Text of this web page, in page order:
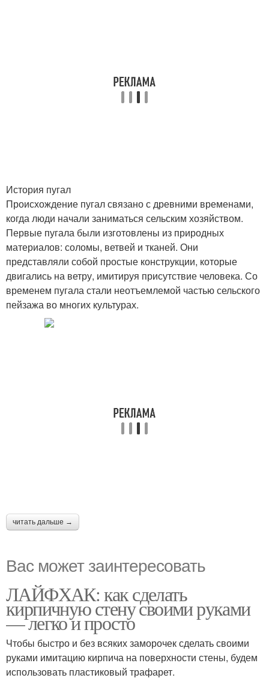
История пугал
Происхождение пугал связано с древними временами,
когда люди начали заниматься сельским хозяйством.
Первые пугала были изготовлены из природных
материалов: соломы, ветвей и тканей. Они
представляли собой простые конструкции, которые
двигались на ветру, имитируя присутствие человека. Со
временем пугала стали неотъемлемой частью сельского
пейзажа во многих культурах.
читать дальше →
Вас может заинтересовать
ЛАЙФХАК: как сделать
кирпичную стену своими руками
— легко и просто
Чтобы быстро и без всяких заморочек сделать своими
руками имитацию кирпича на поверхности стены, будем
использовать пластиковый трафарет.